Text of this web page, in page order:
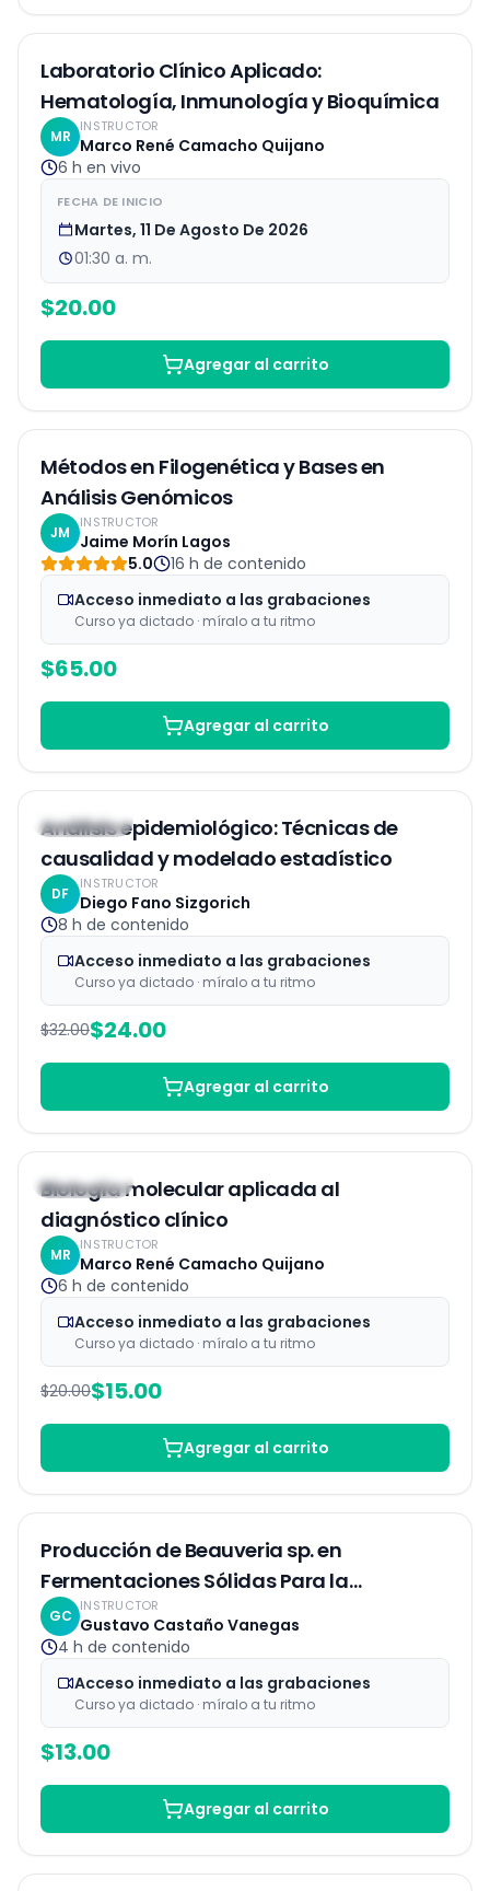
Laboratorio Clínico Aplicado:
Hematología, Inmunología y Bioquímica
MR
INSTRUCTOR
Marco René Camacho Quijano
6 h en vivo
FECHA DE INICIO
Martes, 11 De Agosto De 2026
01:30 a. m.
$20.00
Agregar al carrito
Métodos en Filogenética y Bases en
Análisis Genómicos
JM
INSTRUCTOR
Jaime Morín Lagos
5.0
16 h de contenido
Acceso inmediato a las grabaciones
Curso ya dictado · míralo a tu ritmo
$65.00
Agregar al carrito
25% OFF Grabaciones
Análisis epidemiológico: Técnicas de
causalidad y modelado estadístico
DF
INSTRUCTOR
Diego Fano Sizgorich
8 h de contenido
Acceso inmediato a las grabaciones
Curso ya dictado · míralo a tu ritmo
$32.00$24.00
Agregar al carrito
25% OFF
Biología molecular aplicada al
diagnóstico clínico
MR
INSTRUCTOR
Marco René Camacho Quijano
6 h de contenido
Acceso inmediato a las grabaciones
Curso ya dictado · míralo a tu ritmo
$20.00$15.00
Agregar al carrito
Producción de Beauveria sp. en
Fermentaciones Sólidas Para la
Eliminación de Plagas
GC
INSTRUCTOR
Gustavo Castaño Vanegas
4 h de contenido
Acceso inmediato a las grabaciones
Curso ya dictado · míralo a tu ritmo
$13.00
Agregar al carrito